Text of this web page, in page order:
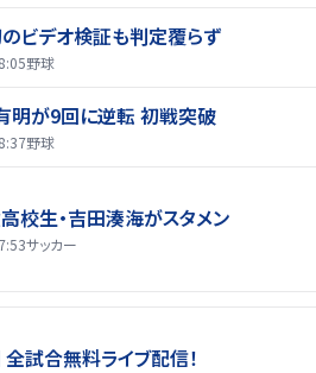
ビデオ検証も判定覆らず
野球
明が9回に逆転 初戦突破
野球
校生・吉田湊海がスタメン
サッカー
試合無料ライブ配信！